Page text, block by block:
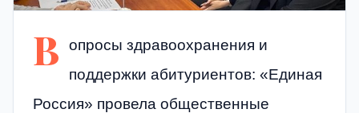
В
опросы здравоохранения и
поддержки абитуриентов: «Единая
Россия» провела общественные